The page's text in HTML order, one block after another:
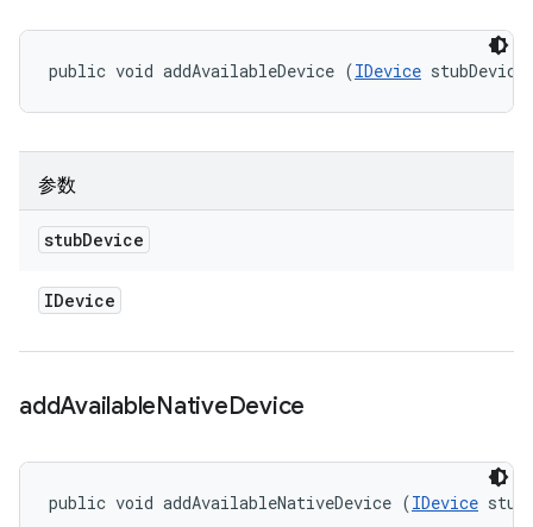
public void addAvailableDevice (IDevice
参数
stubDevice
IDevice
addAvailableNativeDevice
public void addAvailableNativeDevice (IDevice